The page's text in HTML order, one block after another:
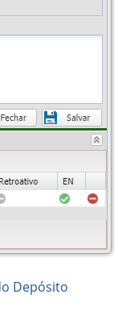
Depósito